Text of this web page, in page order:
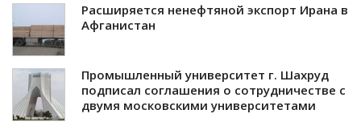
Расширяется ненефтяной экспорт Ирана в
Афганистан
Промышленный университет г. Шахруд
подписал соглашения о сотрудничестве с
двумя московскими университетами